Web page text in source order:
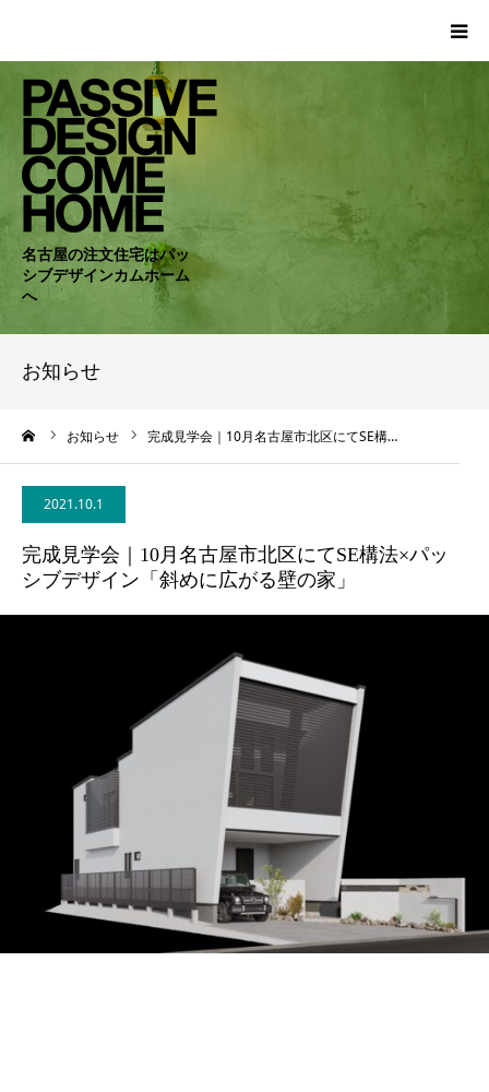
名古屋の注文住宅はパッ
シブデザインカムホーム
へ
お知らせ
お知らせ 完成見学会｜10月名古屋市北区にてSE構…
2021.10.1
完成見学会｜10月名古屋市北区にてSE構法×パッ
シブデザイン「斜めに広がる壁の家」
HOME
WORKS
COMPANY
CONCEPT
NEWS
BLOG
CONTACT